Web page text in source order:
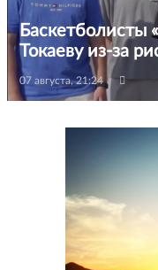
Баскетболисты
Токаеву из-за
07 августа, 21:24